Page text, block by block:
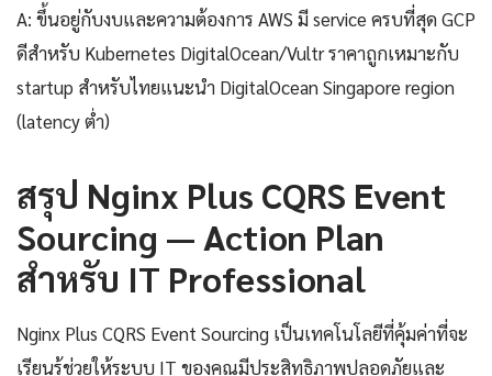
A: ขึ้นอยู่กับงบและความต้องการ AWS มี service ครบที่สุด GCP
ดีสำหรับ Kubernetes DigitalOcean/Vultr ราคาถูกเหมาะกับ
startup สำหรับไทยแนะนำ DigitalOcean Singapore region
(latency ต่ำ)
สรุป Nginx Plus CQRS Event
Sourcing — Action Plan
สำหรับ IT Professional
Nginx Plus CQRS Event Sourcing เป็นเทคโนโลยีที่คุ้มค่าที่จะ
เรียนรู้ช่วยให้ระบบ IT ของคุณมีประสิทธิภาพปลอดภัยและ